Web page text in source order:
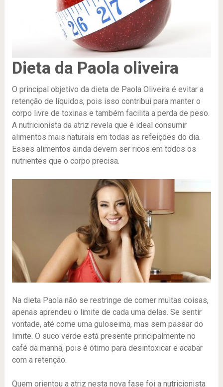
Dieta da Paola oliveira
O principal objetivo da dieta de Paola Oliveira é evitar a
retenção de líquidos, pois isso contribui para manter o
corpo livre de toxinas e também facilita a perda de peso.
A nutricionista da atriz revela que é ideal consumir
alimentos mais naturais em todas as refeições do dia.
Esses alimentos ainda devem ser ricos em todos os
nutrientes que o corpo precisa.
Na dieta Paola não se restringe de comer muitas coisas,
apenas aprendeu o limite de cada uma delas. Se sentir
vontade, até come uma guloseima, mas sem passar do
limite. O suco verde está presente principalmente no
café da manhã, pois é ótimo para desintoxicar e acabar
com a retenção.
Quem orientou a atriz nesta nova fase foi a nutricionista